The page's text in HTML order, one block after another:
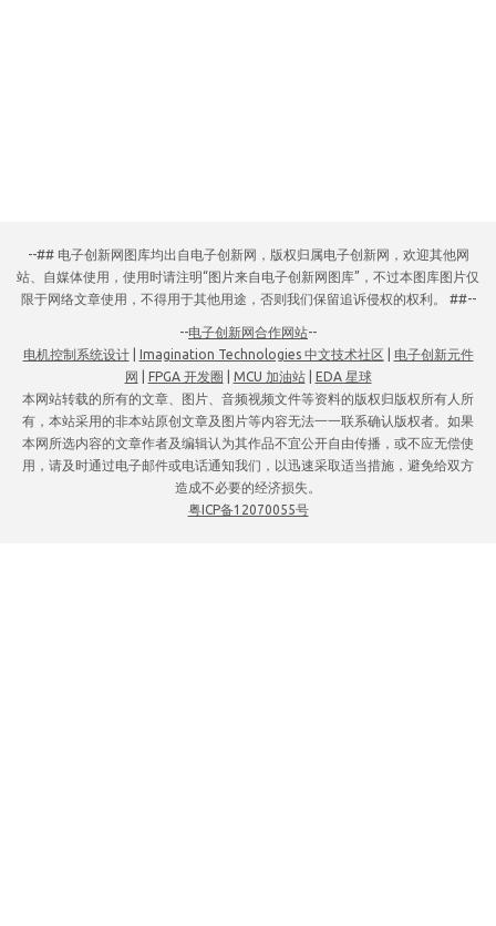
--## 电子创新网图库均出自电子创新网，版权归属电子创新网，欢迎其他网
站、自媒体使用，使用时请注明“图片来自电子创新网图库”，不过本图库图片仅
限于网络文章使用，不得用于其他用途，否则我们保留追诉侵权的权利。 ##--
--电子创新网合作网站--
电机控制系统设计| Imagination Technologies 中文技术社区
电子创新元件
网
FPGA 开发圈 MCU 加油站| EDA 星球
本网站转载的所有的文章、图片、音频视频文件等资料的版权归版权所有人所
有，本站采用的非本站原创文章及图片等内容无法一一联系确认版权者。如果
本网所选内容的文章作者及编辑认为其作品不宜公开自由传播，或不应无偿使
用，请及时通过电子邮件或电话通知我们，以迅速采取适当措施，避免给双方
造成不必要的经济损失。
粤ICP备12070055号